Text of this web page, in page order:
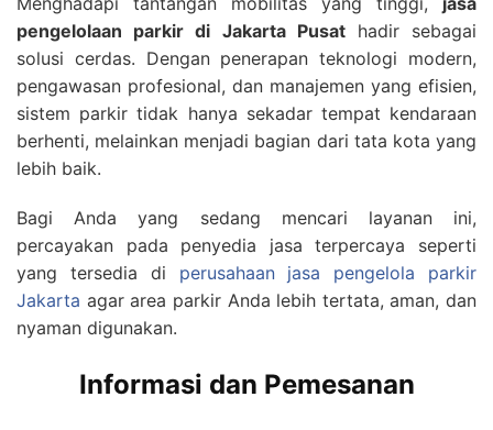
pengelolaan parkir di Jakarta Pusathadir sebagai
solusi cerdas. Dengan penerapan teknologi modern,
pengawasan profesional, dan manajemen yang efisien,
sistem parkir tidak hanya sekadar tempat kendaraan
berhenti, melainkan menjadi bagian dari tata kota yang
lebih baik.
Bagi Anda yang sedang mencari layanan ini,
percayakan pada penyedia jasa terpercaya seperti
yang tersedia di perusahaan jasa pengelola parkir
Jakarta agar area parkir Anda lebih tertata, aman, dan
nyaman digunakan.
Informasi dan Pemesanan